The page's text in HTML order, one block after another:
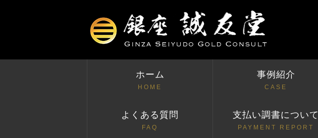
ホーム
HOME
事例紹介
CASE
よくある質問
FAQ
支払い調書について
PAYMENT REPORT